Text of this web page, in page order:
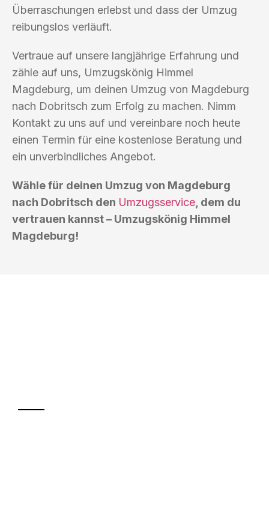
Überraschungen erlebst und dass der Umzug
reibungslos verläuft.
Vertraue auf unsere langjährige Erfahrung und
zähle auf uns, Umzugskönig Himmel
Magdeburg, um deinen Umzug von Magdeburg
nach Dobritsch zum Erfolg zu machen. Nimm
Kontakt zu uns auf und vereinbare noch heute
einen Termin für eine kostenlose Beratung und
ein unverbindliches Angebot.
Wähle für deinen Umzug von Magdeburg
nach Dobritsch den Umzugsservice , dem du
vertrauen kannst – Umzugskönig Himmel
Magdeburg!